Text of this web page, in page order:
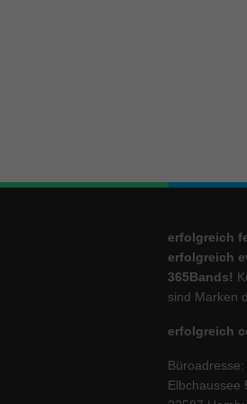
erfolgreich
erfolgreich
365Bands!
sind Marken
erfolgreich
Büroadresse:
Elbchaussee
werden standardmäßig blockiert.
bedarf der Zugriff auf diese Inhalte
Impressum